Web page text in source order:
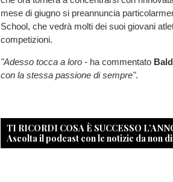
mese di giugno si preannuncia
School, che vedrà molti dei suoi giovani
competizioni.
"Adesso tocca a loro - ha commentato
con la stessa passione di sempre".
TI RICORDI COSA È SUCCESSO
Ascolta il podcast con le notizie da non